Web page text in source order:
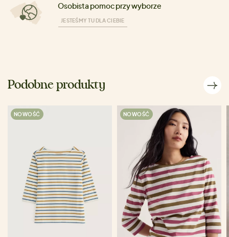
Osobista pomoc przy wyborze
JESTEŚMY TU DLA CIEBIE
Podobne produkty
NOWOŚĆ NOWOŚĆ